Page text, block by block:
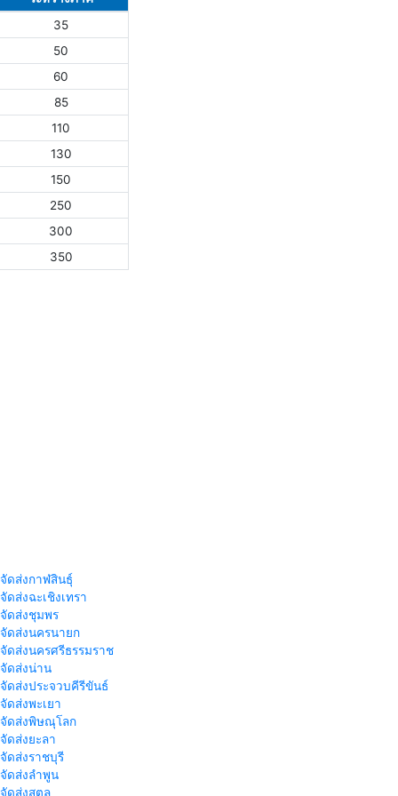
35
50
60
85
110
130
150
250
300
350
ดส่งกาฬสินธุ์
ดส่งฉะเชิงเทรา
ดส่งชุมพร
ดส่งนครนายก
ดส่งนครศรีธรรมราช
ดส่งน่าน
ดส่งประจวบคีรีขันธ์
ดส่งพะเยา
ดส่งพิษณุโลก
ดส่งยะลา
ดส่งราชบุรี
ดส่งลำพูน
ดส่งสตูล